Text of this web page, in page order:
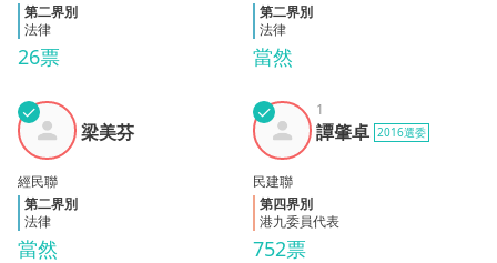
26票
第二界別
法律
當然
第二界別
法律
梁美
芬
✓
當然
梁美芬
經民聯
第二界別
法律
譚肇
卓
✓
752票
1
譚肇卓 2016選委
民建聯
第四界別
港九委員代表